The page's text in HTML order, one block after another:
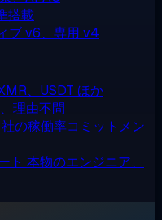
搭載
ブ v6、専用 v4
、USDT ほか
理由不問
の稼働率コミットメン
ト 本物のエンジニア、